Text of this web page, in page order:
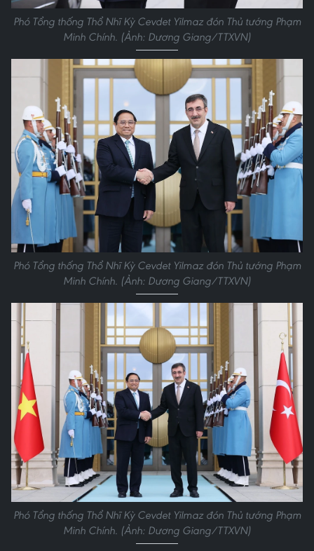
Phó Tổng thống Thổ Nhĩ Kỳ Cevdet Yilmaz đón Thủ tướng Phạm
Minh Chính. (Ảnh: Dương Giang/TTXVN)
Phó Tổng thống Thổ Nhĩ Kỳ Cevdet Yilmaz đón Thủ tướng Phạm
Minh Chính. (Ảnh: Dương Giang/TTXVN)
Phó Tổng thống Thổ Nhĩ Kỳ Cevdet Yilmaz đón Thủ tướng Phạm
Minh Chính. (Ảnh: Dương Giang/TTXVN)